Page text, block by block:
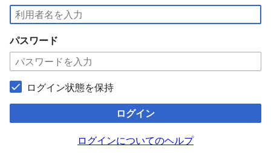
パスワード
ログイン状態を保持
ログイン
ログインについてのヘルプ